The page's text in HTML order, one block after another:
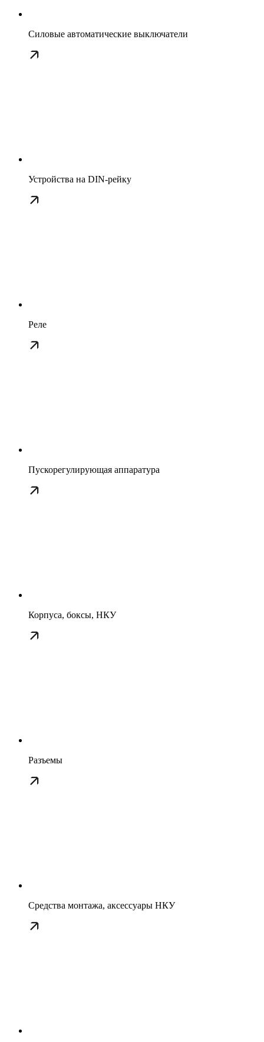
Силовые автоматические выключатели
Устройства на DIN-рейку
Реле
Пускорегулирующая аппаратура
Корпуса, боксы, НКУ
Разъемы
Средства монтажа, аксессуары НКУ